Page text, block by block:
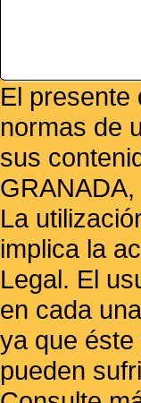
El presente
normas de
sus
La
implica la
Legal. El
en cada
ya que
pueden